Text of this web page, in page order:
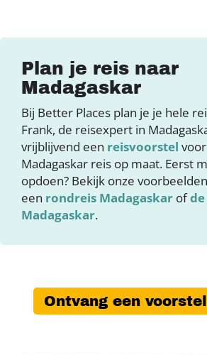
Plan je reis naar
Madagaskar
Bij Better Places plan je je hele
Frank, de reisexpert in
vrijblijvend een reisvoorstel
Madagaskar reis op maat. Eerst
opdoen? Bekijk onze
een rondreis Madagaskar of
Madagaskar.
Ontvang een